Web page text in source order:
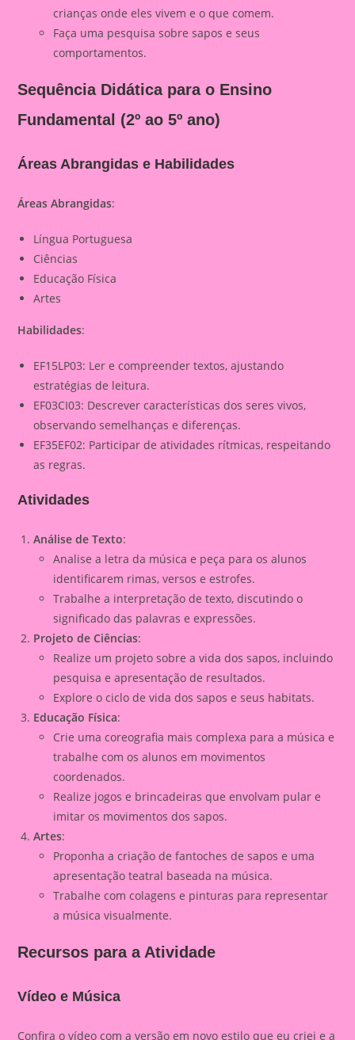
crianças onde eles vivem e o que comem.
Faça uma pesquisa sobre sapos e seus
comportamentos.
Sequência Didática para o Ensino
Fundamental (2º ao 5º ano)
Áreas Abrangidas e Habilidades
Áreas Abrangidas:
Língua Portuguesa
Ciências
Educação Física
Artes
Habilidades:
EF15LP03: Ler e compreender textos, ajustando
estratégias de leitura.
EF03CI03: Descrever características dos seres vivos,
observando semelhanças e diferenças.
EF35EF02: Participar de atividades rítmicas, respeitando
as regras.
Atividades
Análise de Texto:
Analise a letra da música e peça para os alunos
identificarem rimas, versos e estrofes.
Trabalhe a interpretação de texto, discutindo o
significado das palavras e expressões.
Projeto de Ciências:
Realize um projeto sobre a vida dos sapos, incluindo
pesquisa e apresentação de resultados.
Explore o ciclo de vida dos sapos e seus habitats.
Educação Física:
Crie uma coreografia mais complexa para a música e
trabalhe com os alunos em movimentos
coordenados.
Realize jogos e brincadeiras que envolvam pular e
imitar os movimentos dos sapos.
Artes:
Proponha a criação de fantoches de sapos e uma
apresentação teatral baseada na música.
Trabalhe com colagens e pinturas para representar
a música visualmente.
Recursos para a Atividade
Vídeo e Música
Confira o vídeo com a versão em novo estilo que eu criei e a